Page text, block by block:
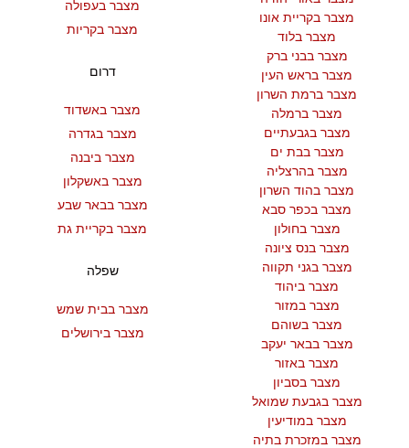
מצבר בקריית אונו
מצבר בלוד
מצבר בבני ברק
מצבר בראש העין
מצבר ברמת השרון
מצבר ברמלה
מצבר בגבעתיים
מצבר בבת ים
מצבר בהרצליה
מצבר בהוד השרון
מצבר בכפר סבא
מצבר בחולון
מצבר בנס ציונה
מצבר בגני תקווה
מצבר ביהוד
מצבר במזור
מצבר בשוהם
מצבר בבאר יעקב
מצבר באזור
מצבר בסביון
מצבר בגבעת שמואל
מצבר במודיעין
מצבר במזכרת בתיה
מצבר בעפולה
מצבר בקריות
דרום
מצבר באשדוד
מצבר בגדרה
מצבר ביבנה
מצבר באשקלון
מצבר בבאר שבע
מצבר בקריית גת
שפלה
מצבר בבית שמש
מצבר בירושלים